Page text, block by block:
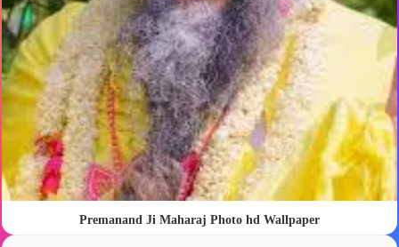
Premanand Ji Maharaj Photo hd Wallpaper